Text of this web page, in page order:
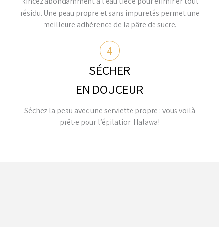
résidu. Une peau propre et sans impuretés permet une
meilleure adhérence de la pâte de sucre.
4
SÉCHER
EN DOUCEUR
Séchez la peau avec une serviette propre : vous voilà
prêt·e pour l’épilation Halawa!